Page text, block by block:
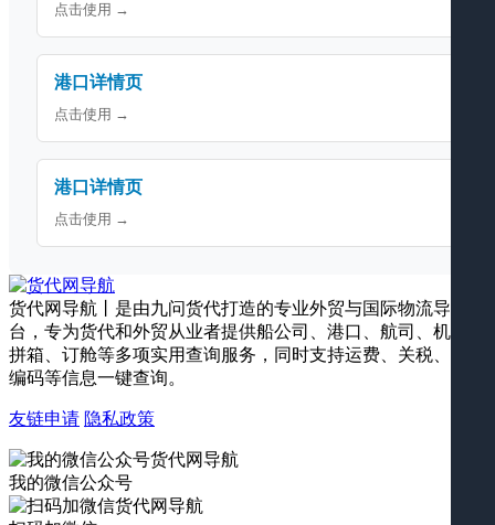
点击使用 →
港口详情页
点击使用 →
港口详情页
点击使用 →
货代网导航丨是由九问货代打造的专业外贸与国际物流导航平
台，专为货代和外贸从业者提供船公司、港口、航司、机场、
拼箱、订舱等多项实用查询服务，同时支持运费、关税、海关
编码等信息一键查询。
友链申请 隐私政策
我的微信公众号